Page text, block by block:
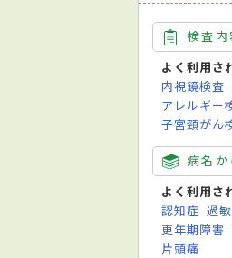
検査内
よく利用さ
内視鏡検査
アレルギー
子宮頸がん
病名か
よく利用さ
認知症 過
更年期障害
片頭痛